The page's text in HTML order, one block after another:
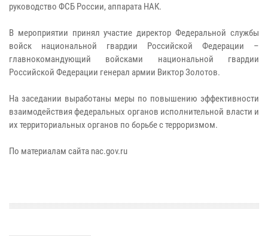
руководство ФСБ России, аппарата НАК.
В мероприятии принял участие директор Федеральной службы
войск национальной гвардии Российской Федерации –
главнокомандующий войсками национальной гвардии
Российской Федерации генерал армии Виктор Золотов.
На заседании выработаны меры по повышению эффективности
взаимодействия федеральных органов исполнительной власти и
их территориальных органов по борьбе с терроризмом.
По материалам сайта nac.gov.ru